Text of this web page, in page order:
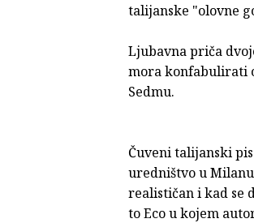
talijanske "olovne
Ljubavna priča
mora konfabulirati
Sedmu.
Čuveni talijanski
uredništvo u
realističan i kad se
to Eco u kojem